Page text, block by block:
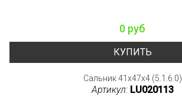
0 руб
КУПИТЬ
Сальник 41x47x4 (5.1.6.0)
Артикул: LU020113